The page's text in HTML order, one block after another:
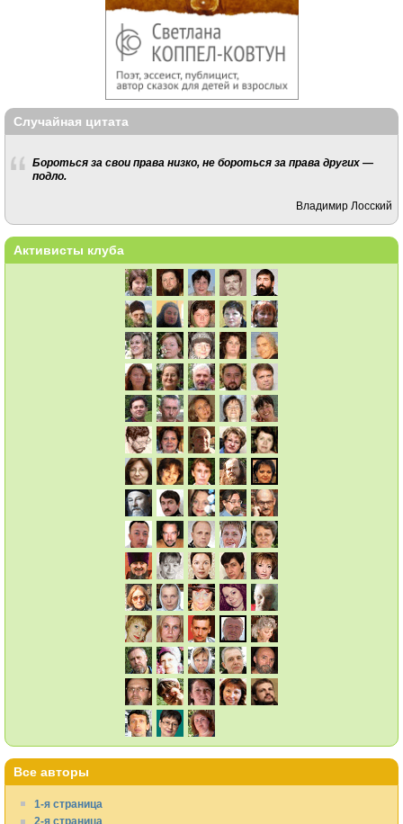
Случайная цитата
Бороться за свои права низко, не бороться за права других —
подло.
Владимир Лосский
Активисты клуба
Все авторы
1-я страница
2-я страница